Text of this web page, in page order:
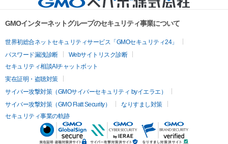
GMOインターネットグループのセキュリティ事業について
世界初総合ネットセキュリティサービス「GMOセキュリティ24」
パスワード漏洩診断
Webサイトリスク診断
セキュリティ相談AIチャットボット
実在証明・盗聴対策
サイバー攻撃対策（GMOサイバーセキュリティ byイエラエ）
サイバー攻撃対策（GMO Flatt Security）
なりすまし対策
セキュリティ事業の軌跡